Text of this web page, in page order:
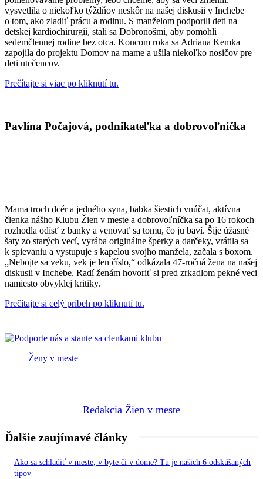
vysvetlila o niekoľko týždňov neskôr na našej diskusii v Inchebe
o tom, ako zladiť prácu a rodinu. S manželom podporili deti na
detskej kardiochirurgii, stali sa Dobronošmi, aby pomohli
sedemčlennej rodine bez otca. Koncom roka sa Adriana Kemka
zapojila do projektu Domov na mame a ušila niekoľko nosičov pre
deti utečencov.
Prečítajte si viac po kliknutí tu.
Pavlína Počajová, podnikateľka a dobrovoľníčka
Mama troch dcér a jedného syna, babka šiestich vnúčat, aktívna
členka nášho Klubu Žien v meste a dobrovoľníčka sa po 16 rokoch
rozhodla odísť z banky a venovať sa tomu, čo ju baví. Šije úžasné
šaty zo starých vecí, vyrába originálne šperky a darčeky, vrátila sa
k spievaniu a vystupuje s kapelou svojho manžela, začala s boxom.
„Nebojte sa veku, vek je len číslo,“ odkázala 47-ročná žena na našej
diskusii v Inchebe. Radí ženám hovoriť si pred zrkadlom pekné veci
namiesto obvyklej kritiky.
Prečítajte si celý príbeh po kliknutí tu.
Ženy v meste
Redakcia Žien v meste
Ďalšie zaujímavé články
Ako sa schladiť v meste, v byte či v dome? Tu je našich 6 odskúšaných
tipov